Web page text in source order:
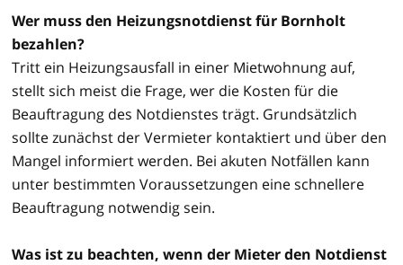
Wer muss den Heizungsnotdienst für Bornholt
bezahlen?
Tritt ein Heizungsausfall in einer Mietwohnung auf,
stellt sich meist die Frage, wer die Kosten für die
Beauftragung des Notdienstes trägt. Grundsätzlich
sollte zunächst der Vermieter kontaktiert und über den
Mangel informiert werden. Bei akuten Notfällen kann
unter bestimmten Voraussetzungen eine schnellere
Beauftragung notwendig sein.
Was ist zu beachten, wenn der Mieter den Notdienst